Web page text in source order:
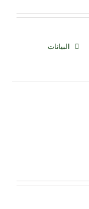
البيانات